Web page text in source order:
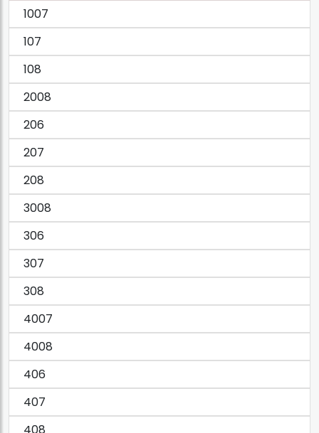
1007
107
108
2008
206
207
208
3008
306
307
308
4007
4008
406
407
408